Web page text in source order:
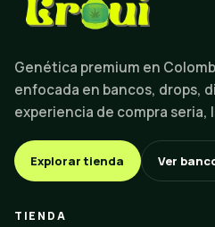
Genética premium en
enfocada en bancos, drops,
experiencia de compra seria,
Explorar tienda Ver
TIENDA